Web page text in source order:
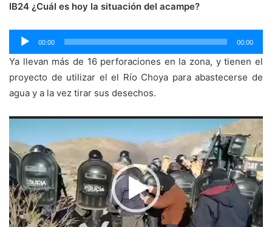
IB24 ¿Cuál es hoy la situación del acampe?
Reproductor
de
audio
00:00 00:00
Ya llevan más de 16 perforaciones en la zona, y tienen el
proyecto de utilizar el el Río Choya para abastecerse de
agua y a la vez tirar sus desechos.
de
vídeo